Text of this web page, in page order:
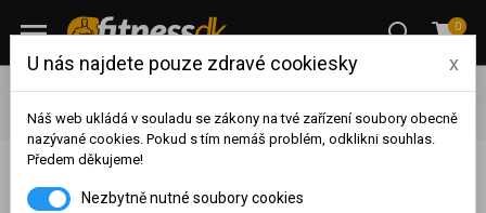
0
Pro ženy Suplementy a sladkosti pro ženy
Kloubní výživa
Amix OsteoDW 90 tablet.
Amix OsteoDW 90 tablet.
dosaženého obratu za
U nás najdete pouze zdravé cookiesky x
Náš web ukládá v souladu se zákony na tvé zařízení soubory obecně
nazývané cookies. Pokud s tím nemáš problém, odklikni souhlas.
Předem děkujeme!
Nezbytně nutné soubory cookies